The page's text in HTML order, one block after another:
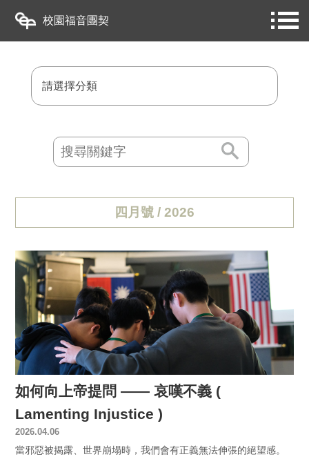
校園福音團契
請選擇分類
四月號 / 2026
如何向上帝提問 —— 哀嘆不義 (
Lamenting Injustice )
2026.04.06
當邪惡被揭露、世界崩塌時，我們會有正義無法伸張的絕望感。